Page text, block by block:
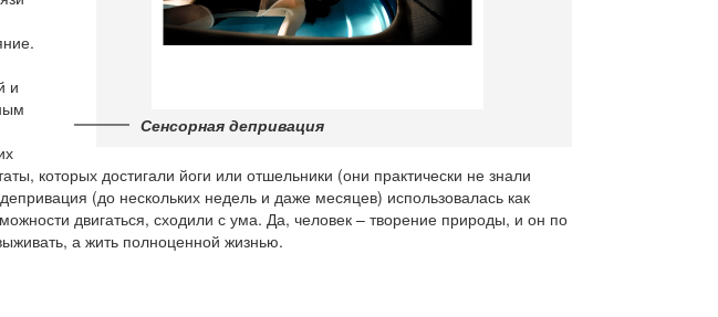
Сенсорная депривация
и
которых достигали йоги или отшельники (они практически не знали
(до нескольких недель и даже месяцев) использовалась как
двигаться, сходили с ума. Да, человек – творение природы, и он по
а жить полноценной жизнью.